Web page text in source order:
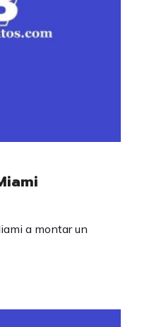
a montar un